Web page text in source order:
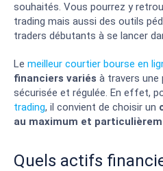
souhaités. Vous pourrez y
trading mais aussi des outils
traders débutants à se lancer
Le meilleur courtier bourse en
financiers variés à travers
sécurisée et régulée. En effet,
trading, il convient de choisir un
au maximum et
Quels actifs